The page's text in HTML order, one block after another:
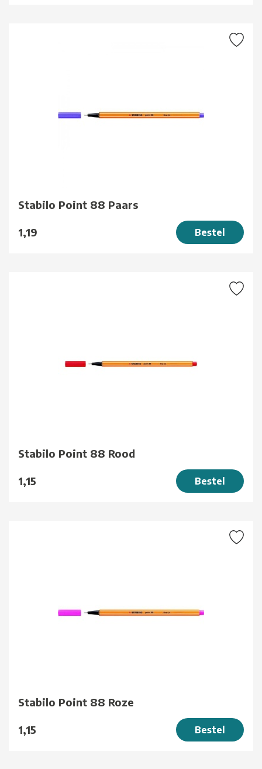
Stabilo Point 88 Paars
1,19 Bestel
Stabilo Point 88 Rood
1,15 Bestel
Stabilo Point 88 Roze
1,15 Bestel